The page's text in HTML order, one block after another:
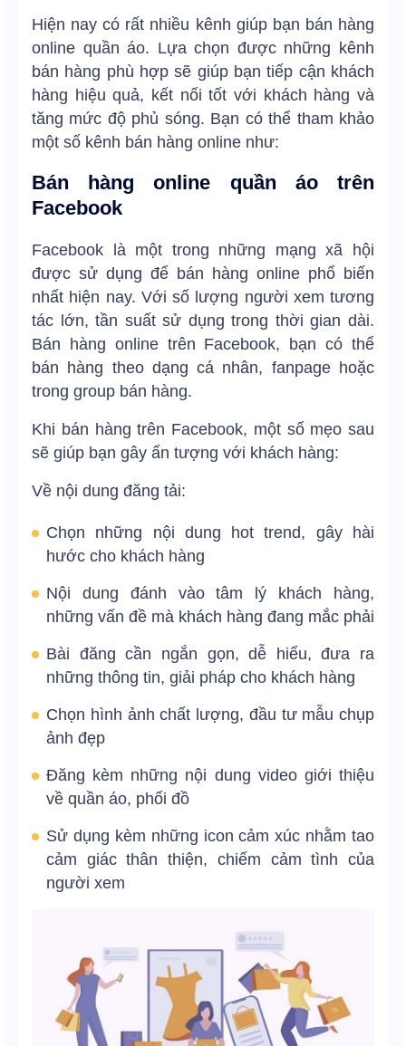
Hiện nay có rất nhiều kênh giúp bạn bán hàng
online quần áo. Lựa chọn được những kênh
bán hàng phù hợp sẽ giúp bạn tiếp cận khách
hàng hiệu quả, kết nối tốt với khách hàng và
tăng mức độ phủ sóng. Bạn có thể tham khảo
một số kênh bán hàng online như:
Bán hàng online quần áo trên
Facebook
Facebook là một trong những mạng xã hội
được sử dụng để bán hàng online phổ biến
nhất hiện nay. Với số lượng người xem tương
tác lớn, tần suất sử dụng trong thời gian dài.
Bán hàng online trên Facebook, bạn có thể
bán hàng theo dạng cá nhân, fanpage hoặc
trong group bán hàng.
Khi bán hàng trên Facebook, một số mẹo sau
sẽ giúp bạn gây ấn tượng với khách hàng:
Về nội dung đăng tải:
Chọn những nội dung hot trend, gây hài
hước cho khách hàng
Nội dung đánh vào tâm lý khách hàng,
những vấn đề mà khách hàng đang mắc phải
Bài đăng cần ngắn gọn, dễ hiểu, đưa ra
những thông tin, giải pháp cho khách hàng
Chọn hình ảnh chất lượng, đầu tư mẫu chụp
ảnh đẹp
Đăng kèm những nội dung video giới thiệu
về quần áo, phối đồ
Sử dụng kèm những icon cảm xúc nhằm tao
cảm giác thân thiện, chiếm cảm tình của
người xem